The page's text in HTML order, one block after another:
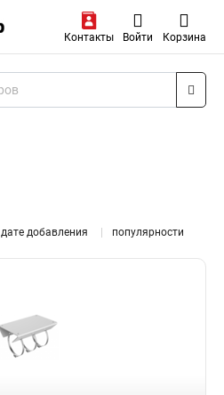
Контакты Войти Корзина
дате добавления популярности